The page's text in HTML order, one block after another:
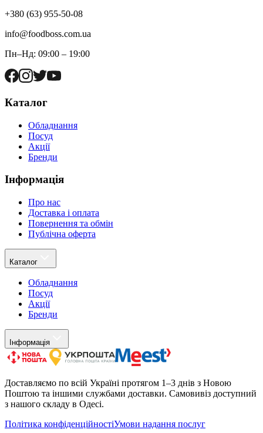
+380 (63) 955-50-08
info@foodboss.com.ua
Пн–Нд: 09:00 – 19:00
Каталог
Обладнання
Посуд
Акції
Бренди
Інформація
Про нас
Доставка і оплата
Повернення та обмін
Публічна оферта
Каталог
Обладнання
Посуд
Акції
Бренди
Інформація
Доставляємо по всій Україні протягом 1–3 днів з Новою
Поштою та іншими службами доставки. Самовивіз доступний
з нашого складу в Одесі.
Політика конфіденційностіУмови надання послуг